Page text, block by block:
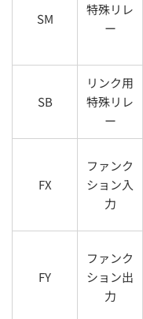
SM
特殊リレ
ー
SB
リンク用
特殊リレ
ー
FX
ファンク
ション入
力
FY
ファンク
ション出
力